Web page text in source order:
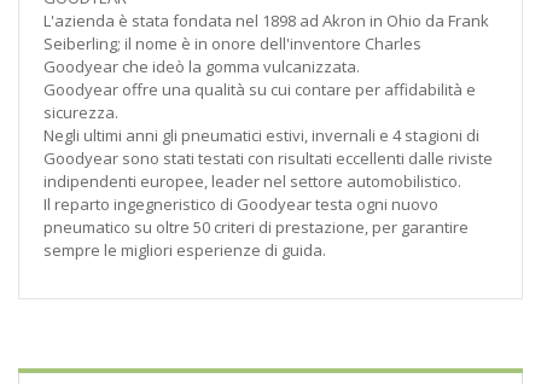
L'azienda è stata fondata nel 1898 ad Akron in Ohio da Frank
Seiberling; il nome è in onore dell'inventore Charles
Goodyear che ideò la gomma vulcanizzata.
Goodyear offre una qualità su cui contare per affidabilità e
sicurezza.
Negli ultimi anni gli pneumatici estivi, invernali e 4 stagioni di
Goodyear sono stati testati con risultati eccellenti dalle riviste
indipendenti europee, leader nel settore automobilistico.
Il reparto ingegneristico di Goodyear testa ogni nuovo
pneumatico su oltre 50 criteri di prestazione, per garantire
sempre le migliori esperienze di guida.